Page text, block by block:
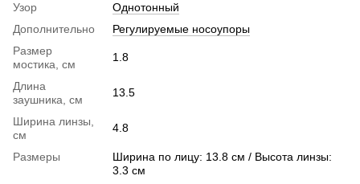
Узор
Однотонный
Дополнительно
Регулируемые носоупоры
Размер
мостика, см
1.8
Длина
заушника, см
13.5
Ширина линзы,
см
4.8
Размеры
Ширина по лицу: 13.8 см / Высота линзы:
3.3 см